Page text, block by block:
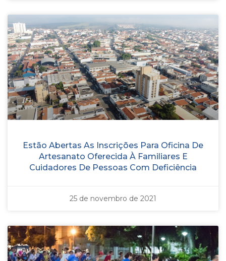
Estão Abertas As Inscrições Para Oficina De
Artesanato Oferecida À Familiares E
Cuidadores De Pessoas Com Deficiência
25 de novembro de 2021